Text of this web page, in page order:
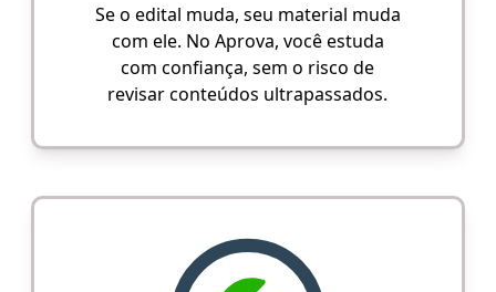
Se o edital muda, seu material muda
com ele. No Aprova, você estuda
com confiança, sem o risco de
revisar conteúdos ultrapassados.